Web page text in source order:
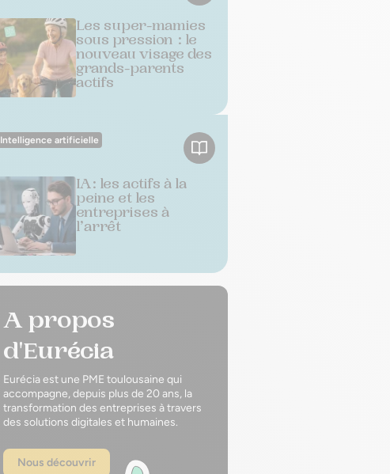
Les super-mamies
sous pression : le
nouveau visage des
grands-parents
actifs
Intelligence artificielle
IA : les actifs à la
peine et les
entreprises à
l’arrêt
A propos
d'Eurécia
Eurécia est une PME toulousaine qui
accompagne, depuis plus de 20 ans, la
transformation des entreprises à travers
des solutions digitales et humaines.
Nous découvrir